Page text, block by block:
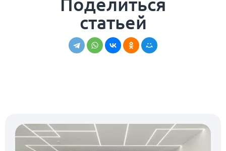
статьей